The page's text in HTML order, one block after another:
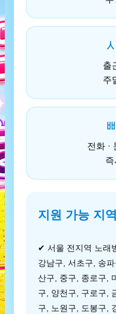
출
주
전화 ·
지원 가능 지역
✔ 서울 전지역 노래
강남구, 서초구, 송
산구, 중구, 종로구,
구, 양천구, 구로구,
구, 노원구, 도봉구,